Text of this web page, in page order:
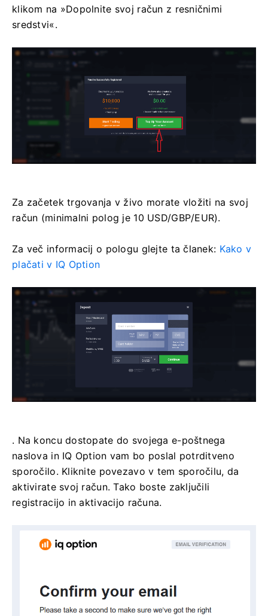
klikom na »Dopolnite svoj račun z resničnimi
sredstvi«.
Za začetek trgovanja v živo morate vložiti na svoj
račun (minimalni polog je 10 USD/GBP/EUR).
Za več informacij o pologu glejte ta članek: Kako v
plačati v IQ Option
. Na koncu dostopate do svojega e-poštnega
naslova in IQ Option vam bo poslal potrditveno
sporočilo. Kliknite povezavo v tem sporočilu, da
aktivirate svoj račun. Tako boste zaključili
registracijo in aktivacijo računa.